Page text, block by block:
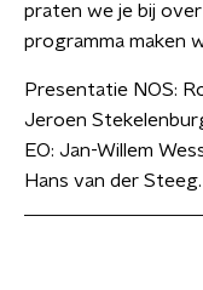
praten we je bij
programma maken
Presentatie NOS:
Jeroen
EO: Jan-Willem
Hans van der Steeg.